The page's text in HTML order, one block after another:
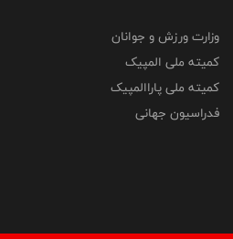
وزارت ورزش و جوانان
کمیته ملی المپیک
کمیته ملی پاراالمپیک
فدراسیون جهانی